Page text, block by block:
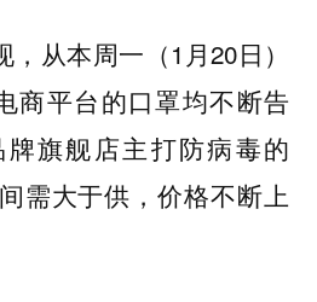
，从本周一（1月20日）
商平台的口罩均不断告
旗舰店主打防病毒的
需大于供，价格不断上